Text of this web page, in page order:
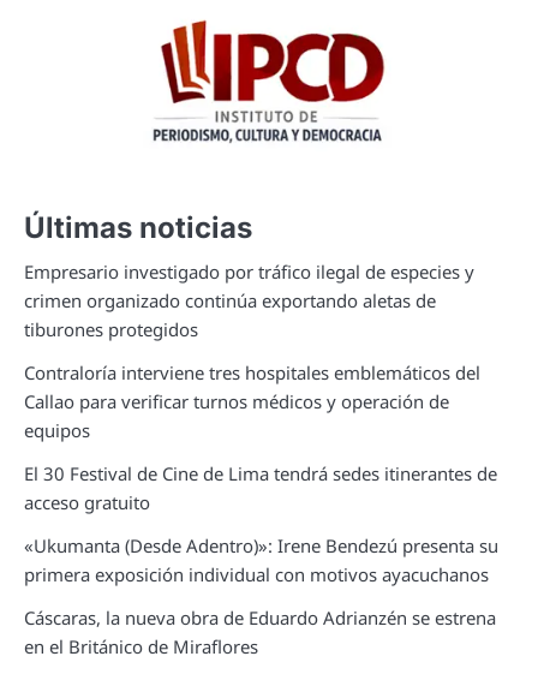
Últimas noticias
Empresario investigado por tráfico ilegal de especies y
crimen organizado continúa exportando aletas de
tiburones protegidos
Contraloría interviene tres hospitales emblemáticos del
Callao para verificar turnos médicos y operación de
equipos
El 30 Festival de Cine de Lima tendrá sedes itinerantes de
acceso gratuito
«Ukumanta (Desde Adentro)»: Irene Bendezú presenta su
primera exposición individual con motivos ayacuchanos
Cáscaras, la nueva obra de Eduardo Adrianzén se estrena
en el Británico de Miraflores